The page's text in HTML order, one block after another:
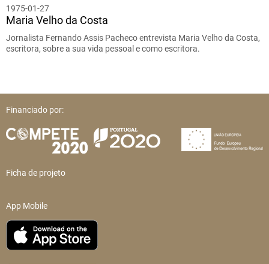
1975-01-27
Maria Velho da Costa
Jornalista Fernando Assis Pacheco entrevista Maria Velho da Costa,
escritora, sobre a sua vida pessoal e como escritora.
Financiado por:
Ficha de projeto
App Mobile